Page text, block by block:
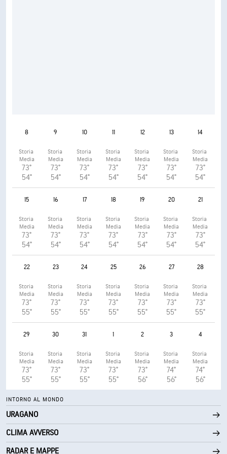
8
Storia
Media
73°
54°
9
Storia
Media
73°
54°
10
Storia
Media
73°
54°
11
Storia
Media
73°
54°
12
Storia
Media
73°
54°
13
Storia
Media
73°
54°
14
Storia
Media
73°
54°
15
Storia
Media
73°
54°
16
Storia
Media
73°
54°
17
Storia
Media
73°
54°
18
Storia
Media
73°
54°
19
Storia
Media
73°
54°
20
Storia
Media
73°
54°
21
Storia
Media
73°
54°
22
Storia
Media
73°
55°
23
Storia
Media
73°
55°
24
Storia
Media
73°
55°
25
Storia
Media
73°
55°
26
Storia
Media
73°
55°
27
Storia
Media
73°
55°
28
Storia
Media
73°
55°
29
Storia
Media
73°
55°
30
Storia
Media
73°
55°
31
Storia
Media
73°
55°
1
Storia
Media
73°
55°
2
Storia
Media
73°
56°
3
Storia
Media
74°
56°
4
Storia
Media
74°
56°
INTORNO AL MONDO
URAGANO
CLIMA AVVERSO
RADAR E MAPPE